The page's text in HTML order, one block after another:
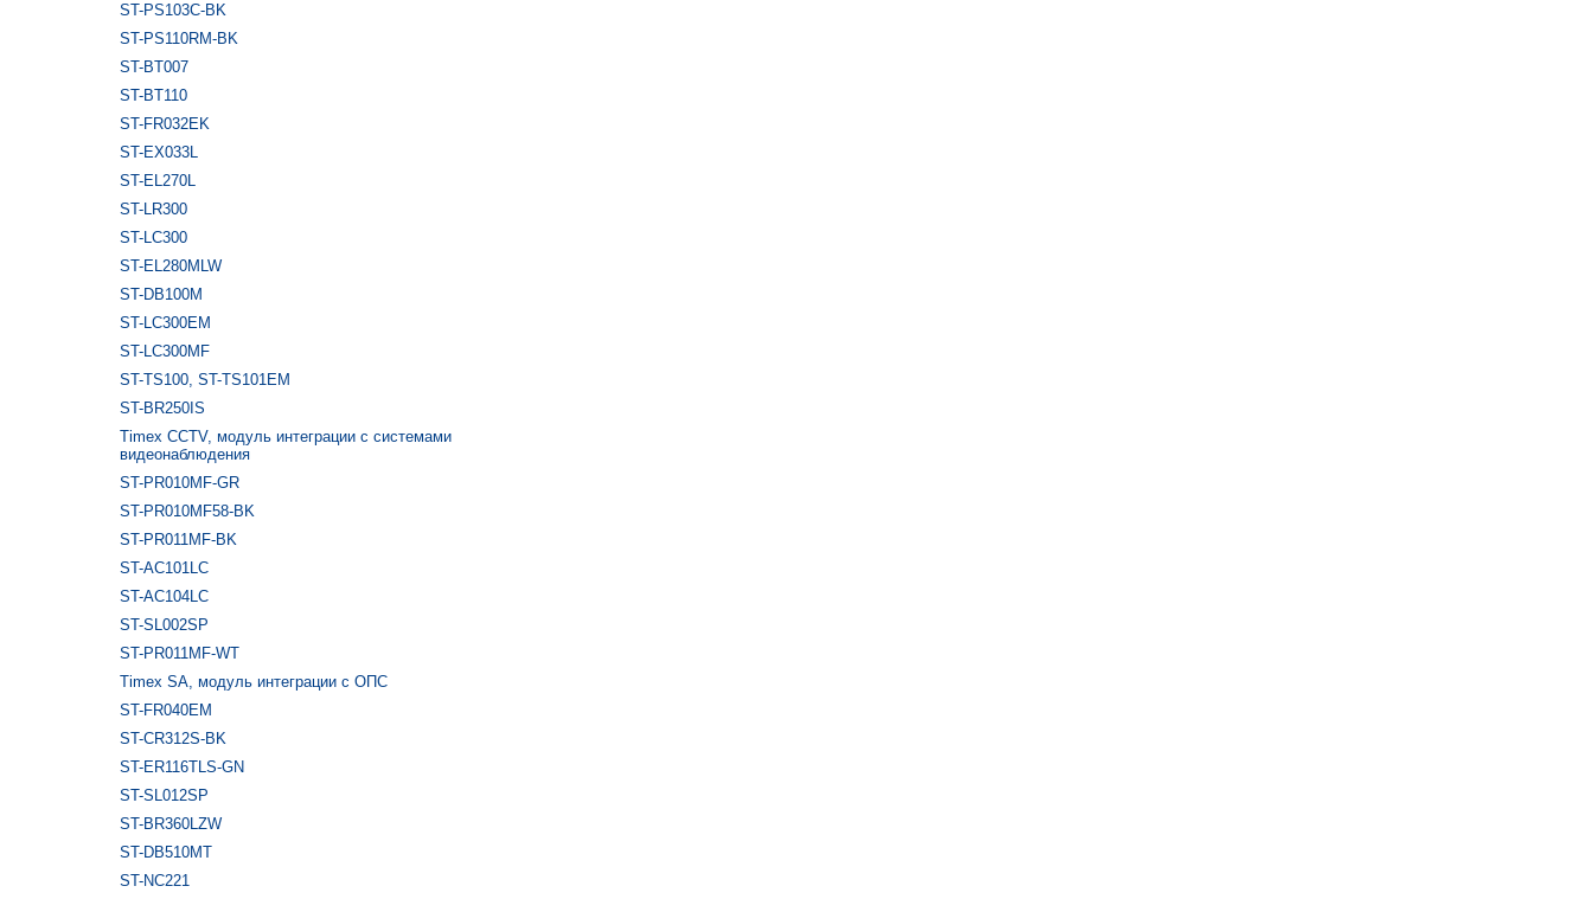
ST-PS103C-BK
ST-PS110RM-BK
ST-BT007
ST-BT110
ST-FR032EK
ST-EX033L
ST-EL270L
ST-LR300
ST-LC300
ST-EL280MLW
ST-DB100M
ST-LC300EM
ST-LC300MF
ST-TS100, ST-TS101EM
ST-BR250IS
Timex CCTV, модуль интеграции с системами
видеонаблюдения
ST-PR010MF-GR
ST-PR010MF58-BK
ST-PR011MF-BK
ST-AC101LC
ST-AC104LC
ST-SL002SP
ST-PR011MF-WT
Timex SA, модуль интеграции с ОПС
ST-FR040EM
ST-CR312S-BK
ST-ER116TLS-GN
ST-SL012SP
ST-BR360LZW
ST-DB510MT
ST-NC221